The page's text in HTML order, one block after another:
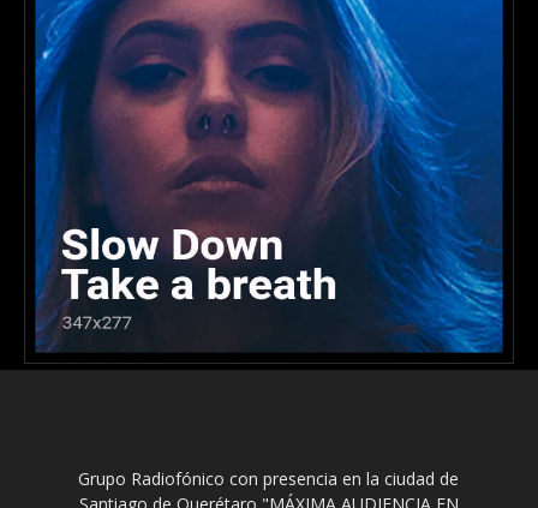
Grupo Radiofónico con presencia en la ciudad de